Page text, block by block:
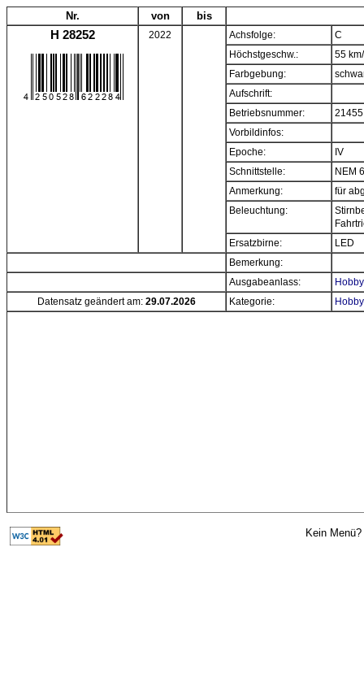
Nr. von bis
H 28252 2022 Achsfolge:
C
Höchstgeschw.:
55
Farbgebung:
Aufschrift:
Betriebsnummer:
21455
Vorbildinfos:
Epoche:
IV
Schnittstelle:
NEM
Anmerkung:
für
Beleuchtung:
Ersatzbirne:
LED
Bemerkung:
Ausgabeanlass:
Datensatz geändert am: 29.07.2026 Kategorie:
Kein